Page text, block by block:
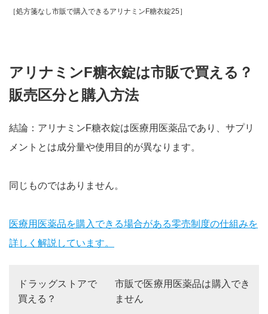
［処方箋なし市販で購入できるアリナミンF糖衣錠25］
アリナミンF糖衣錠は市販で買える？
販売区分と購入方法
結論：アリナミンF糖衣錠は医療用医薬品であり、サプリ
メントとは成分量や使用目的が異なります。
同じものではありません。
医療用医薬品を購入できる場合がある零売制度の仕組みを
詳しく解説しています。
ドラッグストアで
買える？
市販で医療用医薬品は購入でき
ません